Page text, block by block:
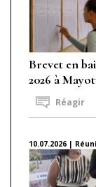
Brevet en
2026 à
Réagir
10.07.2026 |